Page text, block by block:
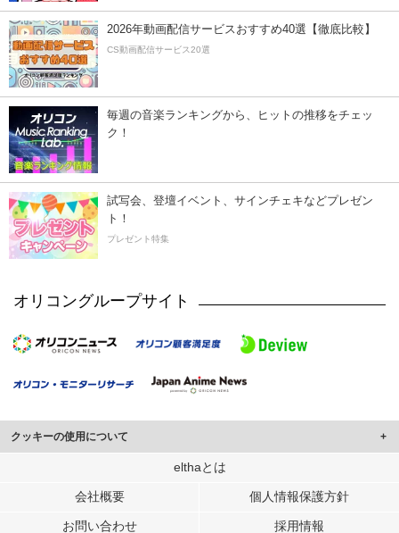
2026年動画配信サービスおすすめ40選【徹底比較】
CS動画配信サービス20選
毎週の音楽ランキングから、ヒットの推移をチェッ
ク！
試写会、登壇イベント、サインチェキなどプレゼン
ト！
プレゼント特集
オリコングループサイト
クッキーの使用について
このサイトでは Cookie を使用して、ユーザーに合わせたコンテンツや広告の
行っています。
メディアや広告配信、データ解析の各パートナーに提供しています。
elthaとは
会社概要 個人情報保護方針
お問い合わせ 採用情報